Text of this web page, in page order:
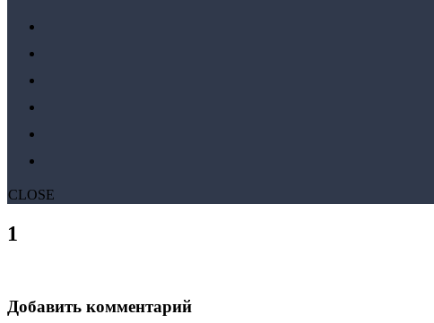
CLOSE
1
Добавить комментарий